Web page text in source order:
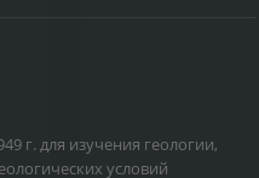
г. для изучения геологии,
условий